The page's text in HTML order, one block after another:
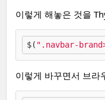
이렇게 해놓은 것을
$( ".navbar-
이렇게 바꾸면서 브라